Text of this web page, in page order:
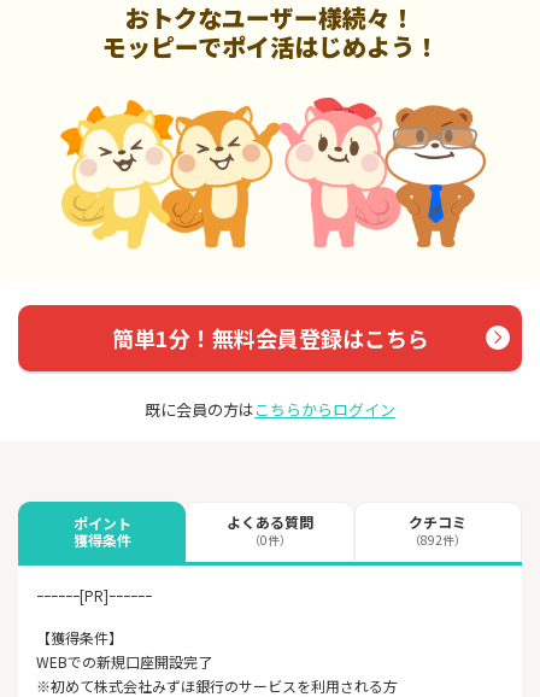
おトクなユーザー様続々！
モッピーでポイ活はじめよう！
簡単1分！無料会員登録はこちら
既に会員の方はこちらからログイン
ポイント
獲得条件
よくある質問
（0件）
クチコミ
（892件）
ｰｰｰｰｰｰ[PR]ｰｰｰｰｰｰ
【獲得条件】
WEBでの新規口座開設完了
※初めて株式会社みずほ銀行のサービスを利用される方